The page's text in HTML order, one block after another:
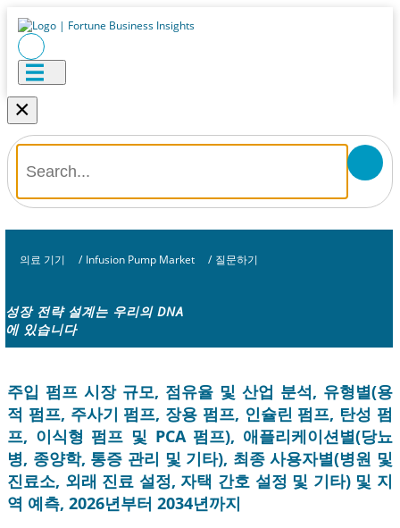
×
의료 기기 / Infusion Pump Market / 질문하기
성장 전략 설계는 우리의 DNA
에 있습니다
주입 펌프 시장 규모, 점유율 및 산업 분석, 유형별(용
적 펌프, 주사기 펌프, 장용 펌프, 인슐린 펌프, 탄성 펌
프, 이식형 펌프 및 PCA 펌프), 애플리케이션별(당뇨
병, 종양학, 통증 관리 및 기타), 최종 사용자별(병원 및
진료소, 외래 진료 설정, 자택 간호 설정 및 기타) 및 지
역 예측, 2026년부터 2034년까지